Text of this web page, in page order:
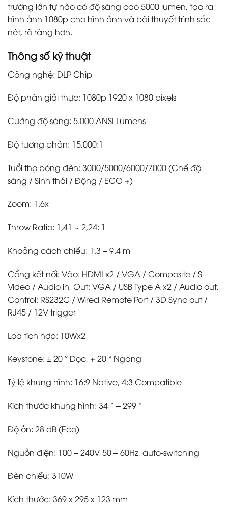
trường lớn tự hào có độ sáng cao 5000 lumen, tạo ra
hình ảnh 1080p cho hình ảnh và bài thuyết trình sắc
nét, rõ ràng hơn.
Thông số kỹ thuật
Công nghệ: DLP Chip
Độ phân giải thực: 1080p 1920 x 1080 pixels
Cường độ sáng: 5.000 ANSI Lumens
Độ tương phản: 15,000:1
Tuổi thọ bóng đèn: 3000/5000/6000/7000 (Chế độ
sáng / Sinh thái / Động / ECO +)
Zoom: 1.6x
Throw Ratio: 1,41 ~ 2,24: 1
Khoảng cách chiếu: 1.3 – 9.4 m
Cổng kết nối: Vào: HDMI x2 / VGA / Composite / S-
Video / Audio in, Out: VGA / USB Type A x2 / Audio out,
Control: RS232C / Wired Remote Port / 3D Sync out /
RJ45 / 12V trigger
Loa tích hợp: 10Wx2
Keystone: ± 20 ° Dọc, + 20 ° Ngang
Tỷ lệ khung hình: 16:9 Native, 4:3 Compatible
Kích thước khung hình: 34 ” – 299 ”
Độ ồn: 28 dB (Eco)
Nguồn điện: 100 – 240V, 50 – 60Hz, auto-switching
Đèn chiếu: 310W
Kích thước: 369 x 295 x 123 mm